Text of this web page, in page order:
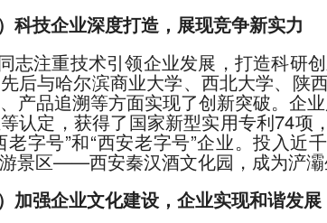
）科技企业深度打造，展现竞争新实力
志注重技术引领企业发展，打造科研
后与哈尔滨商业大学、西北大学、陕
产品追溯等方面实现了创新突破。企
认定，获得了国家新型实用专利74
老字号”和“西安老字号”企业。投入
景区——西安秦汉酒文化园，成为浐灞
）加强企业文化建设，企业实现和谐发展